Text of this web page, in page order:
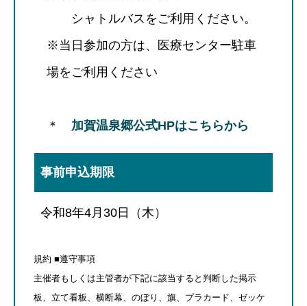
シャトルバスをご利用ください。
※当日参加の方は、医療センター駐車
場をご利用ください
＊ 加賀温泉郷公式HPはこちらから
事前申込期限
令和8年4月30日（木）
規約 ■遵守事項
主催者もしくは主管者が下記に該当すると判断した掲示
板、立て看板、横断幕、のぼり、旗、プラカード、ゼッケ